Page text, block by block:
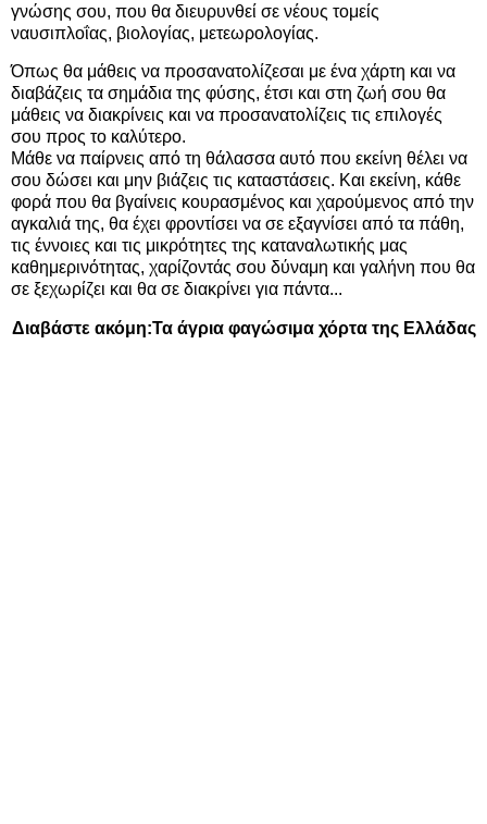
γνώσης σου, που θα διευρυνθεί σε νέους τομείς
ναυσιπλοΐας, βιολογίας, μετεωρολογίας.
Όπως θα μάθεις να προσανατολίζεσαι με ένα χάρτη και να
διαβάζεις τα σημάδια της φύσης, έτσι και στη ζωή σου θα
μάθεις να διακρίνεις και να προσανατολίζεις τις επιλογές
σου προς το καλύτερο.
Μάθε να παίρνεις από τη θάλασσα αυτό που εκείνη θέλει να
σου δώσει και μην βιάζεις τις καταστάσεις. Και εκείνη, κάθε
φορά που θα βγαίνεις κουρασμένος και χαρούμενος από την
αγκαλιά της, θα έχει φροντίσει να σε εξαγνίσει από τα πάθη,
τις έννοιες και τις μικρότητες της καταναλωτικής μας
καθημερινότητας, χαρίζοντάς σου δύναμη και γαλήνη που θα
σε ξεχωρίζει και θα σε διακρίνει για πάντα...
Διαβάστε ακόμη:Τα άγρια φαγώσιμα χόρτα της Ελλάδας